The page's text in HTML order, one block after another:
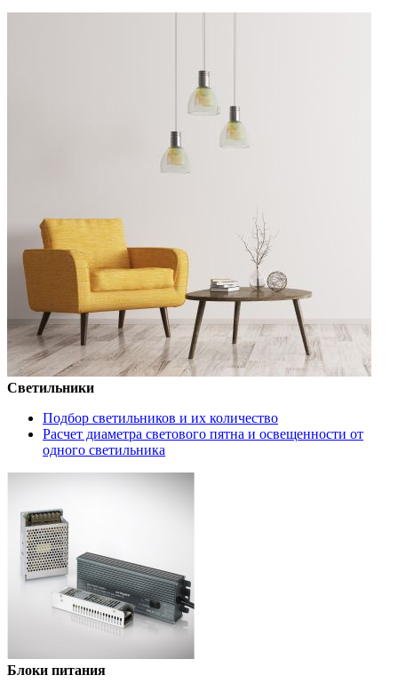
Светильники
Подбор светильников и их количество
Расчет диаметра светового пятна и освещенности от
одного светильника
Блоки питания